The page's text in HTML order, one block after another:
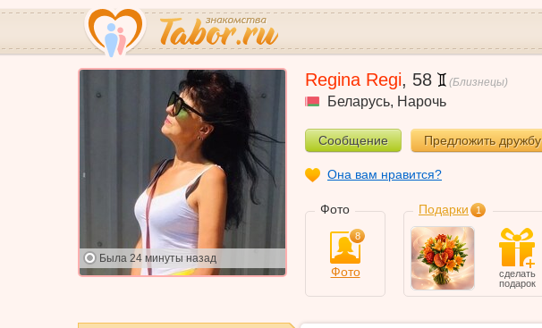
Была 24 минуты назад
Regina Regi, 58 (Близнецы)
Беларусь, Нарочь
Сообщение Предложить дружбу
Она вам нравится?
Фото
8
Фото
Подарки 1
сделать
подарок